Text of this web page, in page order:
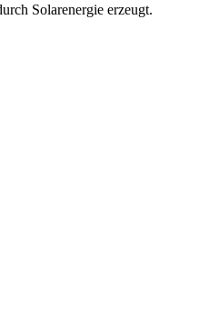
Solarenergie erzeugt.